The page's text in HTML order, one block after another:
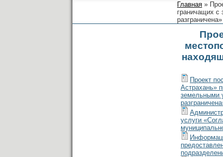
Главная »
граничащих с
разграничена»
Проект
Астрахань»
земельными
услуги